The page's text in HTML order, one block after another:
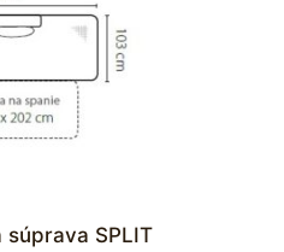
súprava SPLIT